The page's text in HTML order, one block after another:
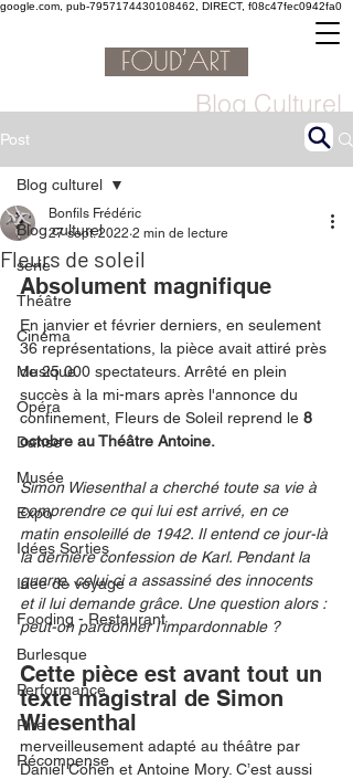
google.com, pub-7957174430108462, DIRECT, f08c47fec0942fa0
Blog Culturel
Post
Blog culturel
serie
Théâtre
Cinéma
Musique
Opéra
Danse
Musée
Expo
Idées Sorties
Idée de voyage
Fooding - Restaurant
Burlesque
Performance
Rire
Récompense
Blog culturel
Fleurs de soleil
Bonfils Frédéric
27 sept. 2022 2 min de lecture
Absolument magnifique
En janvier et février derniers, en seulement
36 représentations, la pièce avait attiré près
de 25 000 spectateurs. Arrêté en plein
succès à la mi-mars après l'annonce du
confinement, Fleurs de Soleil reprend le 8
octobre au Théâtre Antoine.
Simon Wiesenthal a cherché toute sa vie à
comprendre ce qui lui est arrivé, en ce
matin ensoleillé de 1942. Il entend ce jour-là
la dernière confession de Karl. Pendant la
guerre, celui-ci a assassiné des innocents
et il lui demande grâce. Une question alors :
peut-on pardonner l'impardonnable ?
Cette pièce est avant tout un
texte magistral de Simon
Wiesenthal
merveilleusement adapté au théâtre par
Daniel Cohen et Antoine Mory. C’est aussi